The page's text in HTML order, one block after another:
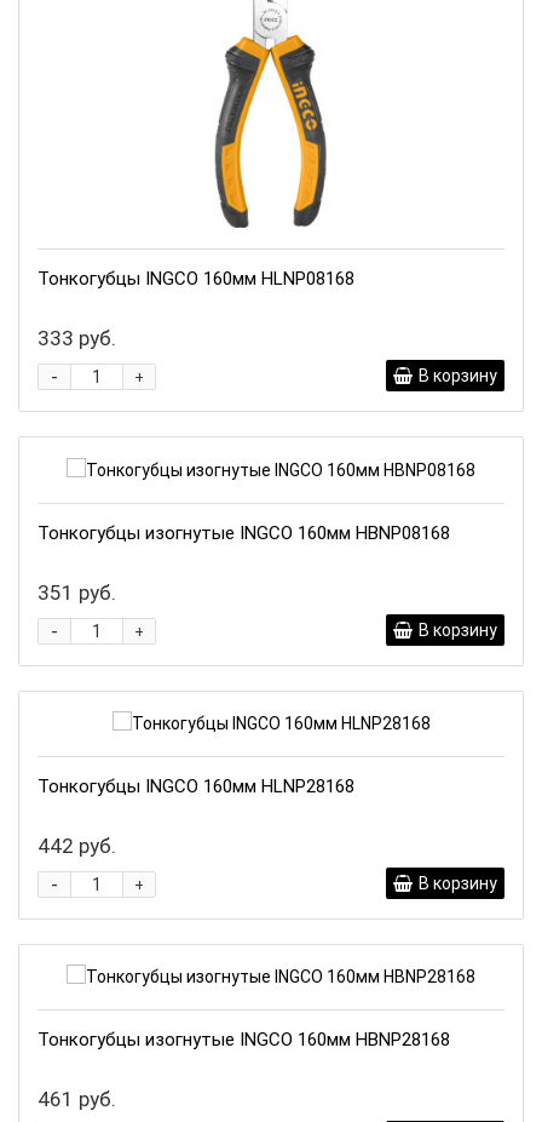
Тонкогубцы INGCO 160мм HLNP08168
333 руб.
+
- В корзину
Тонкогубцы изогнутые INGCO 160мм HBNP08168
351 руб.
+
- В корзину
Тонкогубцы INGCO 160мм HLNP28168
442 руб.
+
- В корзину
Тонкогубцы изогнутые INGCO 160мм HBNP28168
461 руб.